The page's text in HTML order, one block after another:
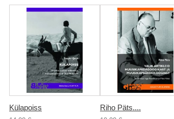
Külapoiss Riho Päts....